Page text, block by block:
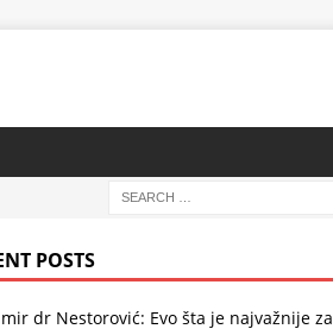
POSTS
dr Nestorović: Evo šta je najvažnije za